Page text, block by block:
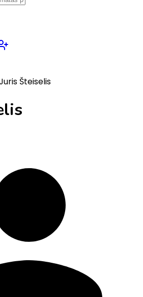
Šteiselis